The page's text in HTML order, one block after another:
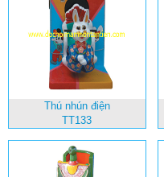
Thú nhún điện
TT133